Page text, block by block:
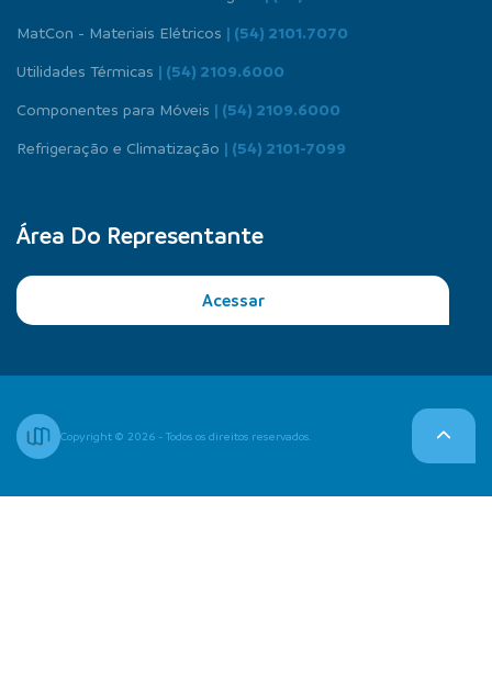
MatCon - Materiais Elétricos | (54) 2101.7070
Utilidades Térmicas | (54) 2109.6000
Componentes para Móveis | (54) 2109.6000
Refrigeração e Climatização | (54) 2101-7099
Área Do Representante
Acessar
Copyright © 2026 - Todos os direitos reservados.